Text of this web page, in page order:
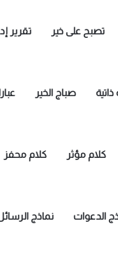
تصبح على خير تقرير
صباج الخير
كلام مؤثر كلام محفز
الدعوات نماذج